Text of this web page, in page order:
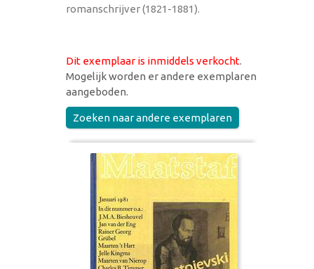
romanschrijver (1821-1881).
Dit exemplaar is inmiddels verkocht.
Mogelijk worden er andere exemplaren
aangeboden.
Zoeken naar andere exemplaren